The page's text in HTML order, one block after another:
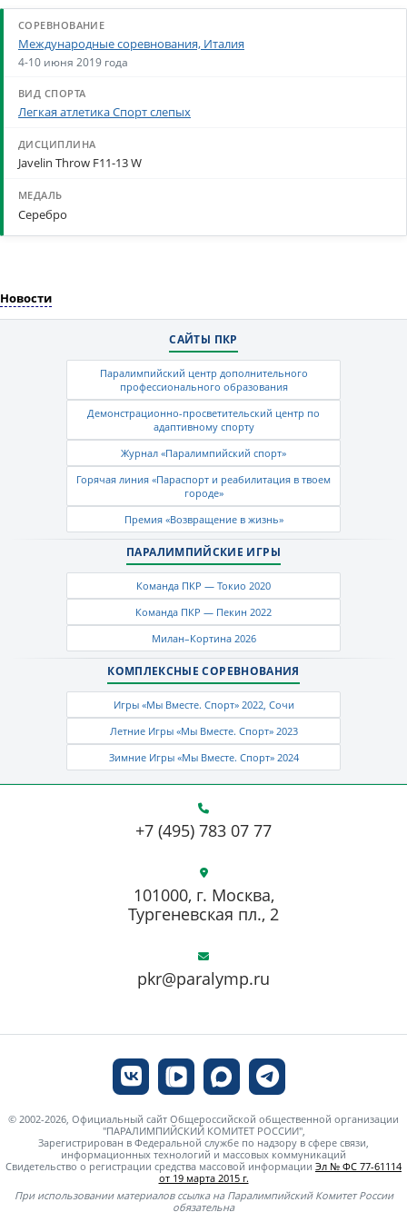
Международные соревнования, Италия
4-10 июня 2019 года
Легкая атлетика Спорт слепых
Javelin Throw F11-13 W
Серебро
Новости
САЙТЫ ПКР
Паралимпийский центр дополнительного
профессионального образования
Демонстрационно-просветительский центр по
адаптивному спорту
Журнал «Паралимпийский спорт»
Горячая линия «Параспорт и реабилитация в твоем
городе»
Премия «Возвращение в жизнь»
ПАРАЛИМПИЙСКИЕ ИГРЫ
Команда ПКР — Токио 2020
Команда ПКР — Пекин 2022
Милан–Кортина 2026
КОМПЛЕКСНЫЕ СОРЕВНОВАНИЯ
Игры «Мы Вместе. Спорт» 2022, Сочи
Летние Игры «Мы Вместе. Спорт» 2023
Зимние Игры «Мы Вместе. Спорт» 2024
+7 (495) 783 07 77
pkr@paralymp.ru
101000, г. Москва,
Тургеневская пл., 2
© 2002-2026, Официальный сайт Общероссийской общественной организации
"ПАРАЛИМПИЙСКИЙ КОМИТЕТ РОССИИ",
Зарегистрирован в Федеральной службе по надзору в сфере связи,
информационных технологий и массовых коммуникаций
Свидетельство о регистрации средства массовой информации Эл № ФС 77-61114
от 19 марта 2015 г.
При использовании материалов ссылка на Паралимпийский Комитет России
обязательна